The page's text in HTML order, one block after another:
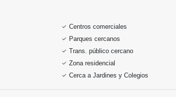
Centros comerciales
Parques cercanos
Trans. público cercano
Zona residencial
Cerca a Jardines y Colegios